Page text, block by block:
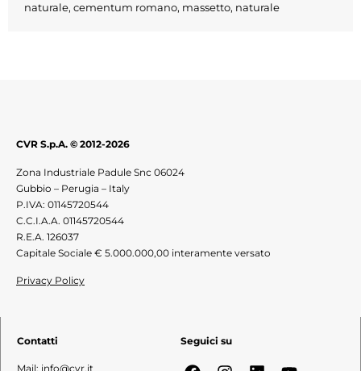
naturale, cementum romano, massetto, naturale
CVR S.p.A. © 2012-2026
Zona Industriale Padule Snc 06024
Gubbio – Perugia – Italy
P.IVA: 01145720544
C.C.I.A.A. 01145720544
R.E.A. 126037
Capitale Sociale € 5.000.000,00 interamente versato
Privacy Policy
Contatti
Mail: info@cvr.it
Seguici su